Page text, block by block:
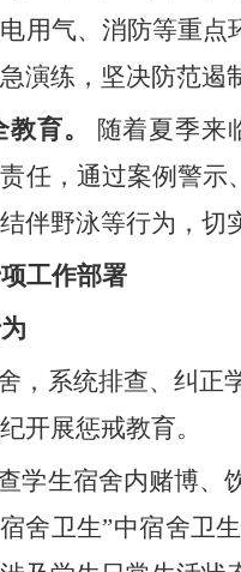
用气、消防等重点
演练，坚决防范遏
育。
随着夏季来
任，通过案例警
伴野泳等行为，切
工作部署
，系统排查、纠正
开展惩戒教育。
学生宿舍内赌博、
宿舍卫生”中宿舍卫